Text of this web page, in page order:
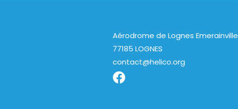
Aérodrome de Lognes Emerainville
77185 LOGNES
contact@helico.org